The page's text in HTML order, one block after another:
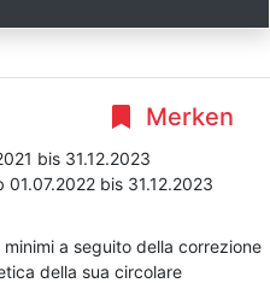
Merken
bis 31.12.2023
01.07.2022 bis 31.12.2023
a seguito della correzione
della sua circolare